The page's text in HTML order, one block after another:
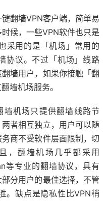
翻墙VPN客户端，简单易
候，一些VPN软件也只是
采用的是「机场」常用的
协议。不过「机场」线路
墙用户，如果你接触「翻
墙机场服务。
墙机场只提供翻墙线路节
者相互独立，用户可以随
商不受软件层面限制，切
，翻墙机场几乎都采用
等专业的翻墙协议，具有
分用户的最佳选择，不管
。缺点是隐私性比VPN稍